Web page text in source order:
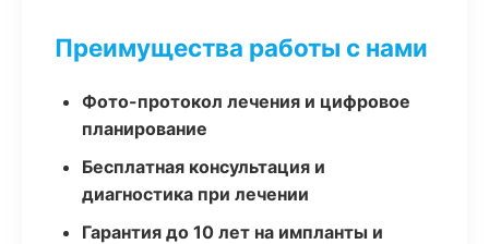
Преимущества работы с нами
Фото-протокол лечения и цифровое
планирование
Бесплатная консультация и
диагностика при лечении
Гарантия до 10 лет на импланты и